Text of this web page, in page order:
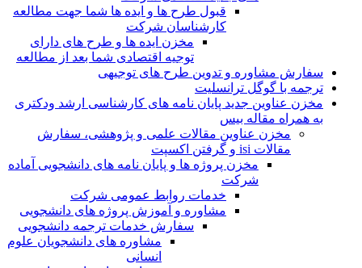
قبول طرح ها و ایده ها شما جهت مطالعه
کارشناسان شرکت
مخزن ایده ها و طرح های دارای
توجیه اقتصادی شما بعد از مطالعه
سفارش مشاوره و تدوین طرح های توجیهی
ترجمه با گوگل ترانسلیت
مخزن عناوین جدید پایان نامه های کارشناسی ارشد ودکتری
به همراه مقاله بیس
مخزن عناوین مقالات علمی و پژوهشی، سفارش
مقالات isi و گرفتن اکسپت
مخزن پروژه ها و پایان نامه های دانشجویی آماده
شرکت
خدمات روابط عمومی شرکت
مشاوره و آموزش پروژه های دانشجویی
سفارش خدمات ترجمه دانشجویی
مشاوره های دانشجویان علوم
انسانی